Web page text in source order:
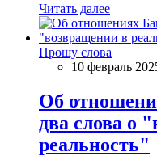
Читать далее
Прошу слова
10 февраль
Об
два слова о
реальность"